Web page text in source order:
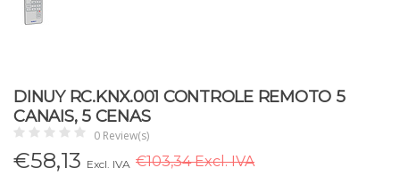
DINUY RC.KNX.001 CONTROLE REMOTO 5
CANAIS, 5 CENAS
0 Review(s)
€58,13 Excl. IVA €103,34 Excl. IVA